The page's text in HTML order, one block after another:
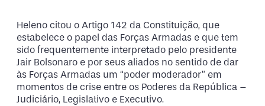
Heleno citou o Artigo 142 da Constituição, que
estabelece o papel das Forças Armadas e que tem
sido frequentemente interpretado pelo presidente
Jair Bolsonaro e por seus aliados no sentido de dar
às Forças Armadas um “poder moderador” em
momentos de crise entre os Poderes da República –
Judiciário, Legislativo e Executivo.